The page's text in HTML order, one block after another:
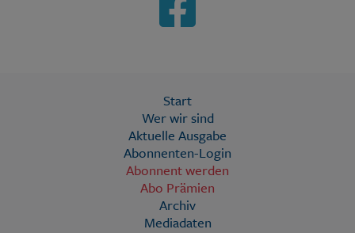
Start
Wer wir sind
Aktuelle Ausgabe
Abonnenten-Login
Abonnent werden
Abo Prämien
Archiv
Mediadaten